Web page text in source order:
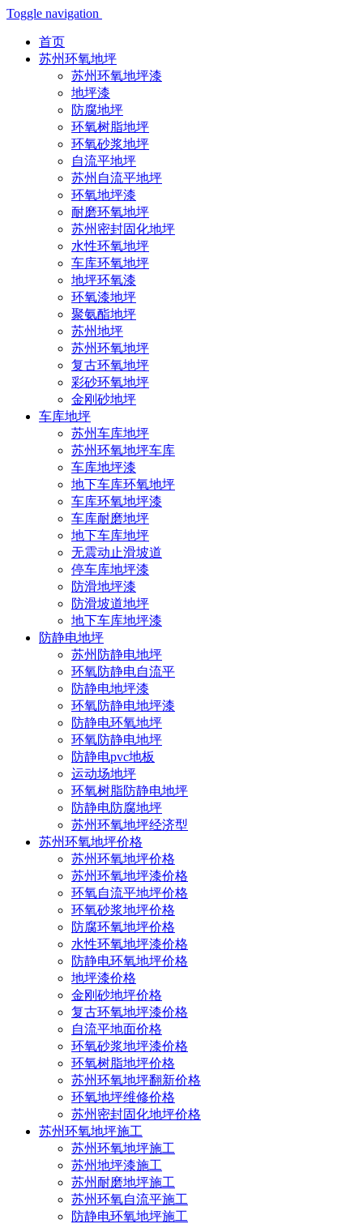
Toggle navigation
首页
苏州环氧地坪
苏州环氧地坪漆
地坪漆
防腐地坪
环氧树脂地坪
环氧砂浆地坪
自流平地坪
苏州自流平地坪
环氧地坪漆
耐磨环氧地坪
苏州密封固化地坪
水性环氧地坪
车库环氧地坪
地坪环氧漆
环氧漆地坪
聚氨酯地坪
苏州地坪
苏州环氧地坪
复古环氧地坪
彩砂环氧地坪
金刚砂地坪
车库地坪
苏州车库地坪
苏州环氧地坪车库
车库地坪漆
地下车库环氧地坪
车库环氧地坪漆
车库耐磨地坪
地下车库地坪
无震动止滑坡道
停车库地坪漆
防滑地坪漆
防滑坡道地坪
地下车库地坪漆
防静电地坪
苏州防静电地坪
环氧防静电自流平
防静电地坪漆
环氧防静电地坪漆
防静电环氧地坪
环氧防静电地坪
防静电pvc地板
运动场地坪
环氧树脂防静电地坪
防静电防腐地坪
苏州环氧地坪经济型
苏州环氧地坪价格
苏州环氧地坪价格
苏州环氧地坪漆价格
环氧自流平地坪价格
环氧砂浆地坪价格
防腐环氧地坪价格
水性环氧地坪漆价格
防静电环氧地坪价格
地坪漆价格
金刚砂地坪价格
复古环氧地坪漆价格
自流平地面价格
环氧砂浆地坪漆价格
环氧树脂地坪价格
苏州环氧地坪翻新价格
环氧地坪维修价格
苏州密封固化地坪价格
苏州环氧地坪施工
苏州环氧地坪施工
苏州地坪漆施工
苏州耐磨地坪施工
苏州环氧自流平施工
防静电环氧地坪施工
当前位置：主页/环氧地坪新闻